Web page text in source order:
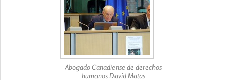
Abogado Canadiense de derechos
humanos David Matas